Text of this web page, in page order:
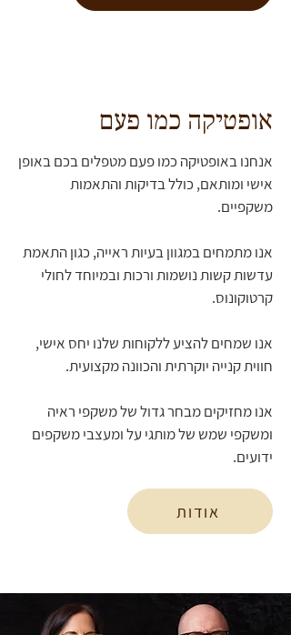
אופטיקה כמו פעם
אנחנו באופטיקה כמו פעם מטפלים בכם באופן
אישי ומותאם, כולל בדיקות והתאמות
משקפיים.
אנו מתמחים במגוון בעיות ראייה, כגון התאמת
עדשות קשות נושמות ורכות ובמיוחד לחולי
קרטוקונוס.
אנו שמחים להציע ללקוחות שלנו יחס אישי,
חווית קנייה יוקרתית והכוונה מקצועית.
אנו מחזיקים מבחר גדול של משקפי ראיה
ומשקפי שמש של מותגי על ומעצבי משקפים
ידועים.
אודות